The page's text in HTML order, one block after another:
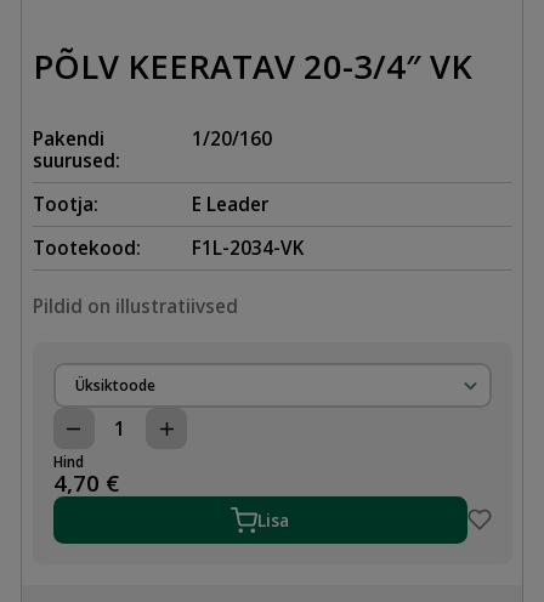
PÕLV KEERATAV 20-3/4″ VK
Pakendi
suurused:
1/20/160
Tootja:
E Leader
Tootekood:
F1L-2034-VK
Pildid on illustratiivsed
Üksiktoode
PÕLV
KEERATAV
20-
3/4"
kogus
Hind
4,70 €
Lisa